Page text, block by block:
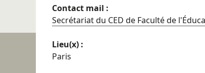
Contact mail :
Secrétariat du CED de Faculté de
Lieu(x) :
Paris